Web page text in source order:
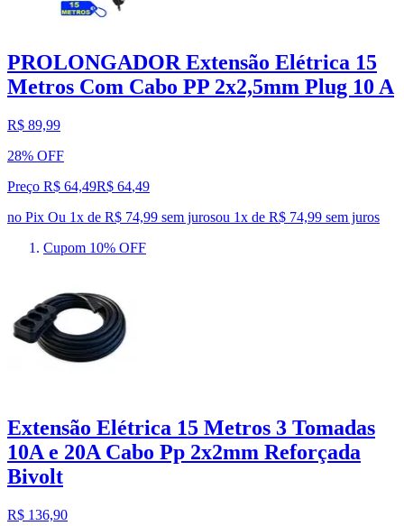
PROLONGADOR Extensão Elétrica 15
Metros Com Cabo PP 2x2,5mm Plug 10 A
R$ 89,99
28% OFF
Preço R$ 64,49R$ 64,49
no Pix Ou 1x de R$ 74,99 sem jurosou 1x de R$ 74,99 sem juros
Cupom 10% OFF
Extensão Elétrica 15 Metros 3 Tomadas
10A e 20A Cabo Pp 2x2mm Reforçada
Bivolt
R$ 136,90